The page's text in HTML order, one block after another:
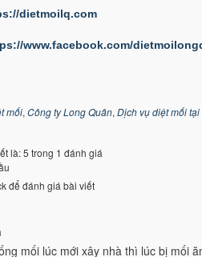
dietmoilq.com
www.facebook.com/
mối,Công ty Long Quân,Dịch vụ diệt mối
là: 5 trong 1 đánh giá
để đánh giá bài viết
mối lúc mới xây nhà thì lúc bị mối